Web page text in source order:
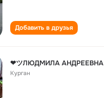
Добавить в друзья
❤ツЛЮДМИЛА АНДРЕЕВНА
Курган